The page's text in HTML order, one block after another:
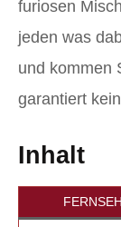
furiosen
jeden was
und kommen
garantiert
Inhalt